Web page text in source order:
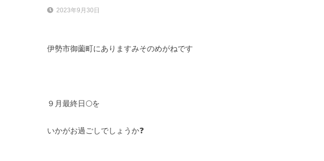
2023年9月30日
伊勢市御薗町にありますみそのめがねです
９月最終日🌕を
いかがお過ごしでしょうか❓